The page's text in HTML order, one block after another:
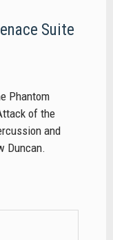
Suite
Phantom
of the
and
Duncan.